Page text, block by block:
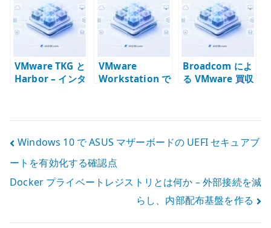
r
VMware TKG と
Harbor – インタ
VMware
Workstation で
ンを止める
Broadcom によ
る VMware 買収
投
稿
ナ
ビ
Windows 10 で ASUS マザーボードの UEFI セキュアブ
ートを有効化する確認点
Docker プライベートレジストリとは何か – 外部接続を減
らし、内部配布基盤を作る